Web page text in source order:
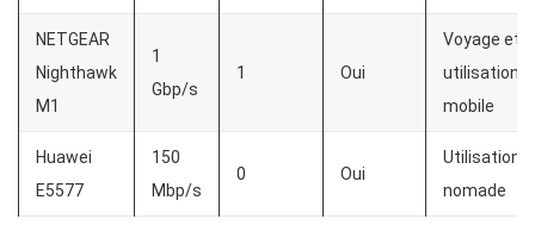
NETGEAR
Nighthawk
M1
1
Gbp/s
1 Oui
Voyage et
utilisation
mobile
Huawei
E5577
150
Mbp/s
0 Oui
Utilisation
nomade